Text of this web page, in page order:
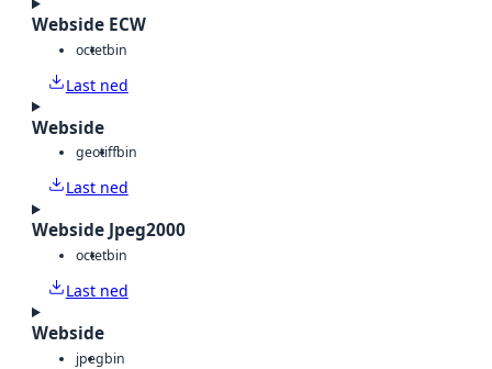
Webside ECW
octetbin
Last ned
Webside
geotiffbin
Last ned
Webside Jpeg2000
octetbin
Last ned
Webside
jpegbin